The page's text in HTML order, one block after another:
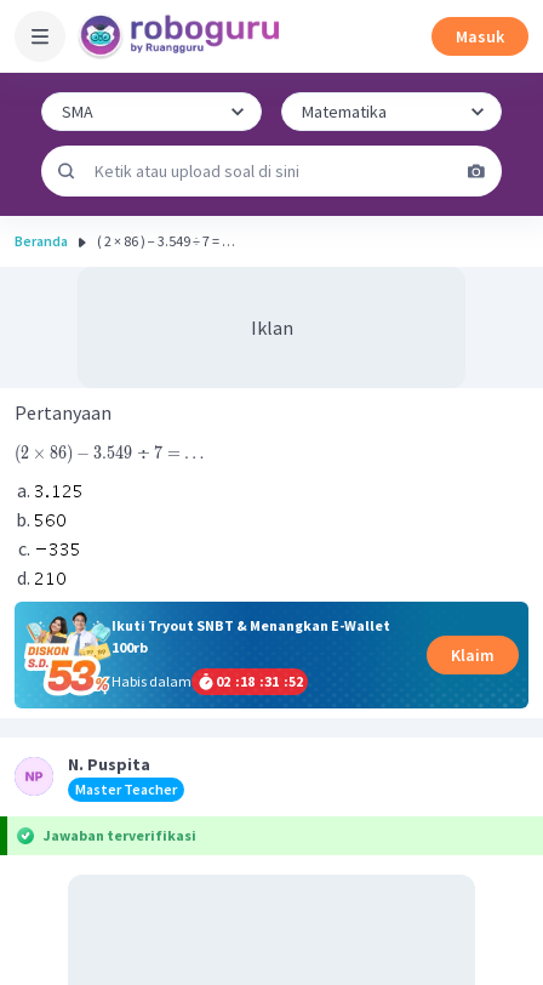
Masuk
Beranda ( 2 × 86 ) − 3.549 ÷ 7 = …
Iklan
Pertanyaan
(2 × 86) − 3.549 ÷ 7 = …
Ikuti Tryout SNBT & Menangkan E-Wallet
100rb
Habis dalam
02 :18 :31 :52
Klaim
N. Puspita
Master Teacher
Jawaban terverifikasi